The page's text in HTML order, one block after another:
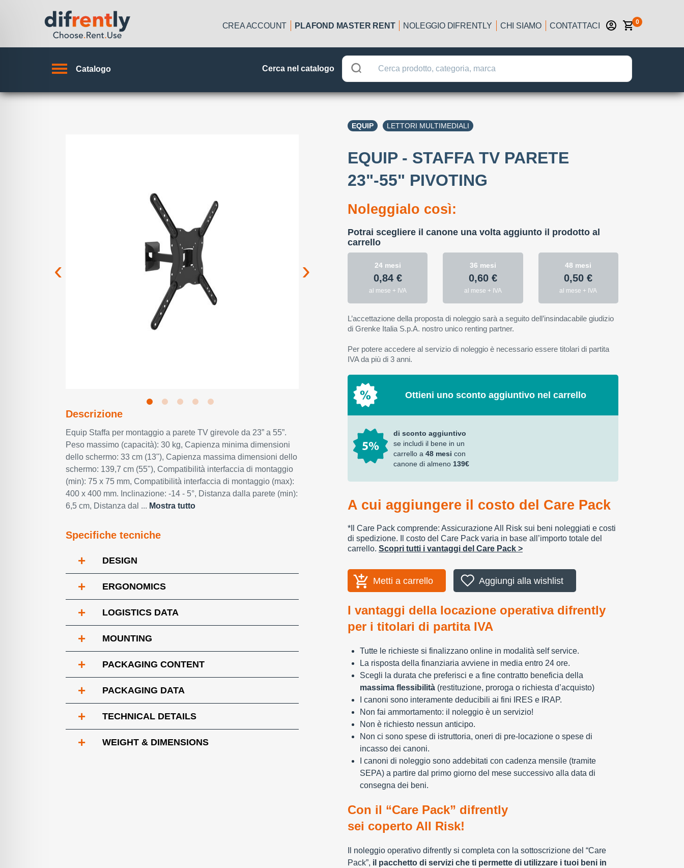
CREA ACCOUNT PLAFOND MASTER RENT NOLEGGIO DIFRENTLY CHI SIAMO CONTATTACI 0
Catalogo Cerca nel catalogo
Descrizione
Equip Staffa per montaggio a parete TV girevole da 23” a 55”.
Peso massimo (capacità): 30 kg, Capienza minima dimensioni
dello schermo: 33 cm (13"), Capienza massima dimensioni dello
schermo: 139,7 cm (55"), Compatibilità interfaccia di montaggio
(min): 75 x 75 mm, Compatibilità interfaccia di montaggio (max):
400 x 400 mm. Inclinazione: -14 - 5°, Distanza dalla parete (min):
6,5 cm, Distanza dal ... Mostra tutto
Specifiche tecniche
+ DESIGN
+ ERGONOMICS
+ LOGISTICS DATA
+ MOUNTING
+ PACKAGING CONTENT
+ PACKAGING DATA
+ TECHNICAL DETAILS
+ WEIGHT & DIMENSIONS
EQUIP LETTORI MULTIMEDIALI
EQUIP - STAFFA TV PARETE
23"-55" PIVOTING
Noleggialo così:
Potrai scegliere il canone una volta aggiunto il prodotto al
carrello
24 mesi
0,84 €
al mese + IVA
36 mesi
0,60 €
al mese + IVA
48 mesi
0,50 €
al mese + IVA
L’accettazione della proposta di noleggio sarà a seguito dell’insindacabile giudizio
di Grenke Italia S.p.A. nostro unico renting partner.
Per potere accedere al servizio di noleggio è necessario essere titolari di partita
IVA da più di 3 anni.
Ottieni uno sconto aggiuntivo nel carrello
di sconto aggiuntivo
se includi il bene in un
carrello a 48 mesi con
canone di almeno 139€
A cui aggiungere il costo del Care Pack
*Il Care Pack comprende: Assicurazione All Risk sui beni noleggiati e costi
di spedizione. Il costo del Care Pack varia in base all’importo totale del
carrello. Scopri tutti i vantaggi del Care Pack >
Metti a carrello Aggiungi alla wishlist
I vantaggi della locazione operativa difrently
per i titolari di partita IVA
Tutte le richieste si finalizzano online in modalità self service.
La risposta della finanziaria avviene in media entro 24 ore.
Scegli la durata che preferisci e a fine contratto beneficia della
massima flessibilità(restituzione, proroga o richiesta d’acquisto)
I canoni sono interamente deducibili ai fini IRES e IRAP.
Non fai ammortamento: il noleggio è un servizio!
Non è richiesto nessun anticipo.
Non ci sono spese di istruttoria, oneri di pre-locazione o spese di
incasso dei canoni.
I canoni di noleggio sono addebitati con cadenza mensile (tramite
SEPA) a partire dal primo giorno del mese successivo alla data di
consegna dei beni.
Con il “Care Pack” difrently
sei coperto All Risk!
Il noleggio operativo difrently si completa con la sottoscrizione del “Care
Pack”, il pacchetto di servizi che ti permette di utilizzare i tuoi beni in